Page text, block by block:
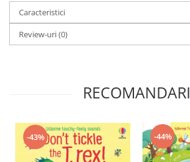
Caracteristici
Review-uri(0)
RECOMANDARI
-43% -44%